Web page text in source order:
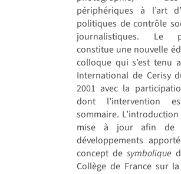
périphériques à l’art
politiques de contrôle
journalistiques. Le
constitue une nouvelle
colloque qui s’est tenu
International de Cerisy
2001 avec la
dont l’intervention
sommaire.
mise à jour afin de
développements
concept de symbolique
Collège de France sur